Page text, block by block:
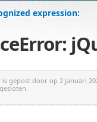
expression:
is gepost doorop 2 januari